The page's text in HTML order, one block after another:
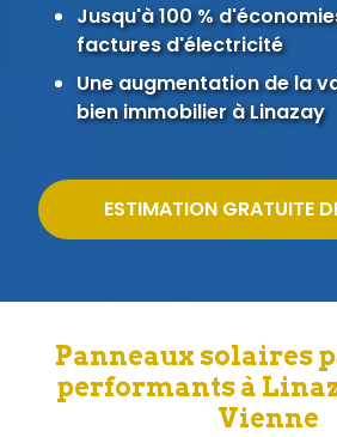
Jusqu'à 100 %
factures d'électricité
Une augmentation de la
bien immobilier à Linazay
ESTIMATION GRATUITE
Panneaux solaires
performants à
Vienne